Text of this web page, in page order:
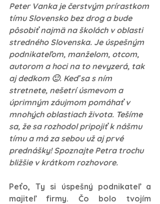
Peter Vanka je čerstvým prírastkom
tímu Slovensko bez drog a bude
pôsobiť najmä na školách v oblasti
stredného Slovenska. Je úspešným
podnikateľom, manželom, otcom,
autorom a hoci na to nevyzerá, tak
aj dedkom 🙂. Keď sa s ním
stretnete, nešetrí úsmevom a
úprimným záujmom pomáhať v
mnohých oblastiach života. Tešíme
sa, že sa rozhodol pripojiť k nášmu
tímu a má za sebou už aj prvé
prednášky! Spoznajte Petra trochu
bližšie v krátkom rozhovore.
Peťo, Ty si úspešný podnikateľ a
majiteľ firmy. Čo bolo tvojím